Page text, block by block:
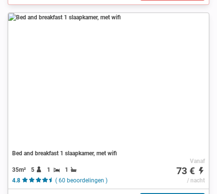
Bed and breakfast 1 slaapkamer, met wifi
35m² 5 1
1
4.8
( 60 beoordelingen )
Vanaf
73 €
/ nacht